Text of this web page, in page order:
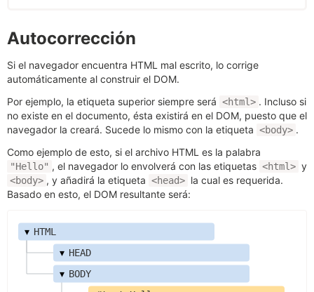
Autocorrección
Si el navegador encuentra HTML mal escrito, lo corrige
automáticamente al construir el DOM.
Por ejemplo, la etiqueta superior siempre será <html> . Incluso si
no existe en el documento, ésta existirá en el DOM, puesto que el
navegador la creará. Sucede lo mismo con la etiqueta <body> .
Como ejemplo de esto, si el archivo HTML es la palabra
"Hello" , el navegador lo envolverá con las etiquetas <html> y
<body> , y añadirá la etiqueta <head> la cual es requerida.
Basado en esto, el DOM resultante será:
▾ HTML
▾ HEAD
▾ BODY